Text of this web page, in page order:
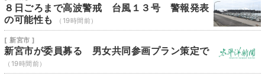
８日ごろまで高波警戒 台風１３号 警報発表
の可能性も
（19時間前）
[ 新宮市 ]
新宮市が委員募る 男女共同参画プラン策定で
（19時間前）